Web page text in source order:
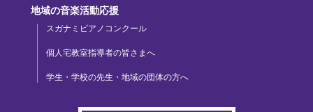
地域の音楽活動応援
スガナミピアノコンクール
個人宅教室指導者の皆さまへ
学生・学校の先生・地域の団体の方へ